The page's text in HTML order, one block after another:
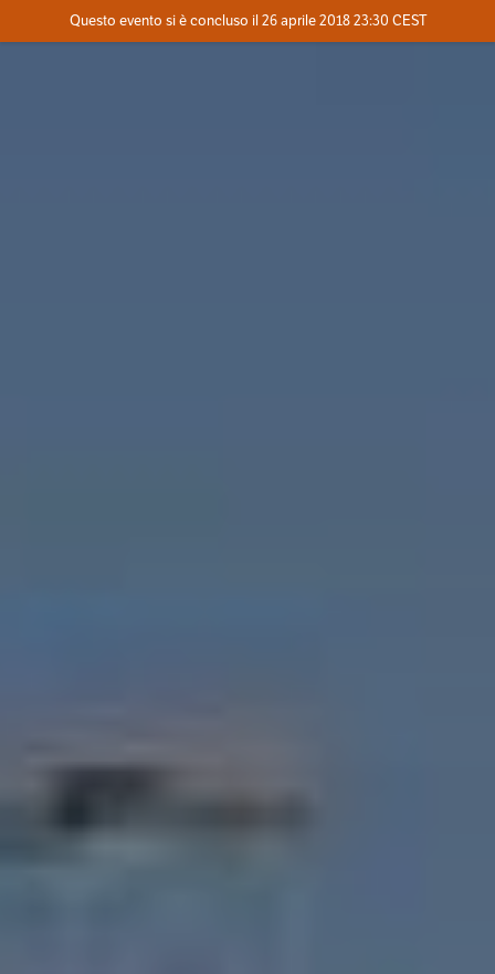
Dove
Questo evento si è concluso il 26 aprile 2018 23:30 CEST